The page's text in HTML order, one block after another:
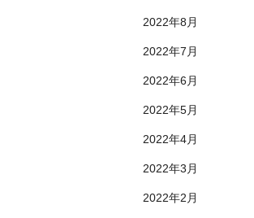
2022年8月
2022年7月
2022年6月
2022年5月
2022年4月
2022年3月
2022年2月